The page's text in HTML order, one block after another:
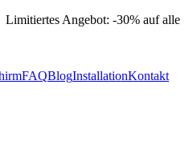
Limitiertes Angebot: -30% auf alle
FAQBlogInstallationKontakt